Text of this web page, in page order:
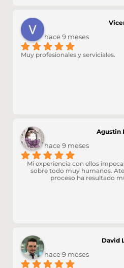
hace 9 meses
Muy profesionales y serviciales.
Agustin
hace 9 meses
Mi experiencia con ellos
sobre todo muy humanos.
proceso ha resultado
David
hace 9 meses